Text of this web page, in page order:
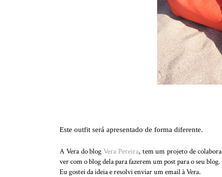
Este outfit será apresentado de forma diferente.
A Vera do blogVera Pereira, tem um projeto de
ver com o blog dela para fazerem um post para o seu blog.
Eu gostei da ideia e resolvi enviar um email à Vera.